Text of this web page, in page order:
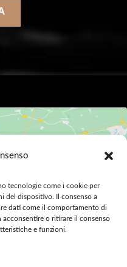
tecnologie come i cookie per
del dispositivo. Il consenso a
dati come il comportamento di
o ritirare il consenso
e funzioni.
abilitare Google